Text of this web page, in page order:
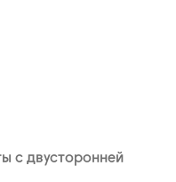
с двусторонней